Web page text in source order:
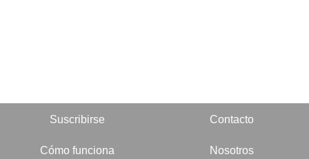
Suscribirse Contacto
Cómo funciona Nosotros